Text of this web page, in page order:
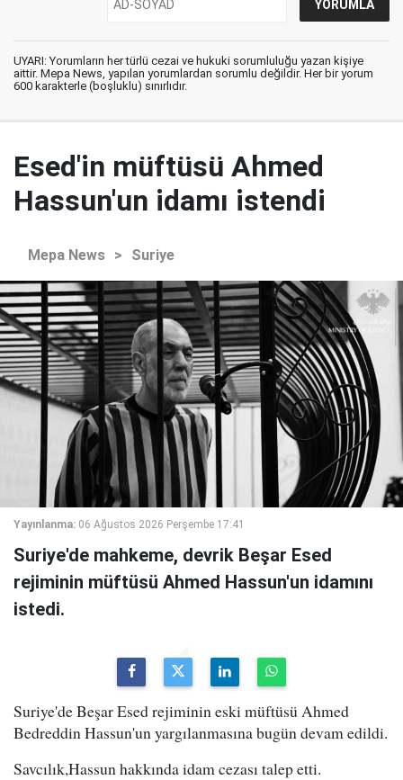
UYARI: Yorumların her türlü cezai ve hukuki sorumluluğu yazan kişiye
aittir. Mepa News, yapılan yorumlardan sorumlu değildir. Her bir yorum
600 karakterle (boşluklu) sınırlıdır.
Esed'in müftüsü Ahmed
Hassun'un idamı istendi
Mepa News > Suriye
Yayınlanma: 06 Ağustos 2026 Perşembe 17:41
Suriye'de mahkeme, devrik Beşar Esed
rejiminin müftüsü Ahmed Hassun'un idamını
istedi.
Suriye'de Beşar Esed rejiminin eski müftüsü Ahmed
Bedreddin Hassun'un yargılanmasına bugün devam edildi.
Savcılık,Hassun hakkında idam cezası talep etti.